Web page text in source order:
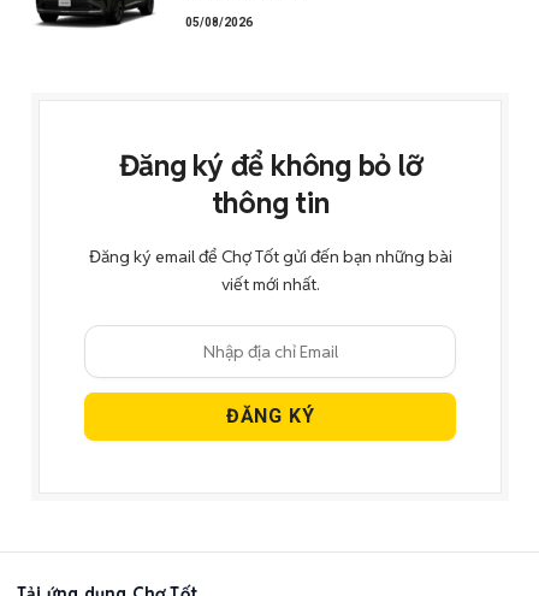
05/08/2026
Đăng ký để không bỏ lỡ
thông tin
Đăng ký email để Chợ Tốt gửi đến bạn những bài
viết mới nhất.